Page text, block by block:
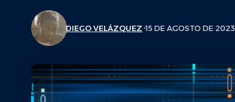
DIEGO VELÁZQUEZ 15 DE AGOSTO DE 2023